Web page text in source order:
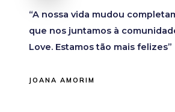
“A nossa vida mudou
que nos juntamos à
Love. Estamos tão mais felizes”
JOANA AMORIM